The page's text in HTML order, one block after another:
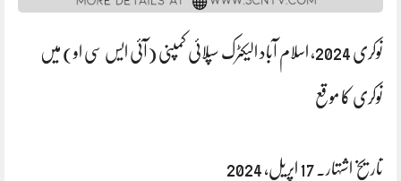
نوکری 2024، اسلام آباد الیکٹرک سپلائی کمپنی (آئی ایس سی او) میں
نوکری کا موقع
تاریخ اشتہار. 17 اپریل، 2024